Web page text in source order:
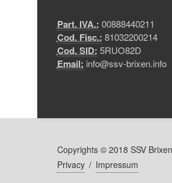
Part. IVA.: 00888440211
Cod. Fisc.: 81032200214
Cod. SID: 5RUO82D
Email: info@ssv-brixen.info
Copyrights © 2018 SSV Brixen
Privacy / Impressum